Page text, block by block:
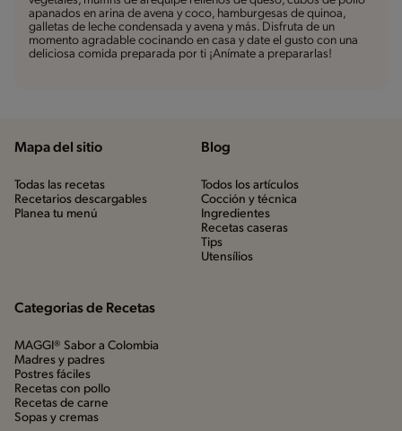
apanados en arina de avena y coco, hamburgesas de quinoa,
galletas de leche condensada y avena y más. Disfruta de un
momento agradable cocinando en casa y date el gusto con una
deliciosa comida preparada por ti ¡Anímate a prepararlas!
Mapa del sitio
Todas las recetas
Recetarios descargables
Planea tu menú
Blog
Todos los artículos
Cocción y técnica
Ingredientes
Recetas caseras
Tips
Utensílios
Categorias de Recetas
MAGGI® Sabor a Colombia
Madres y padres
Postres fáciles
Recetas con pollo
Recetas de carne
Sopas y cremas